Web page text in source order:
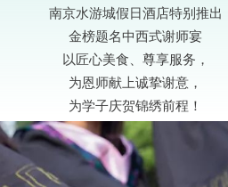
南京水游城假日酒店特别推出
金榜题名中西式谢师宴
以匠心美食、尊享服务，
为恩师献上诚挚谢意，
为学子庆贺锦绣前程！